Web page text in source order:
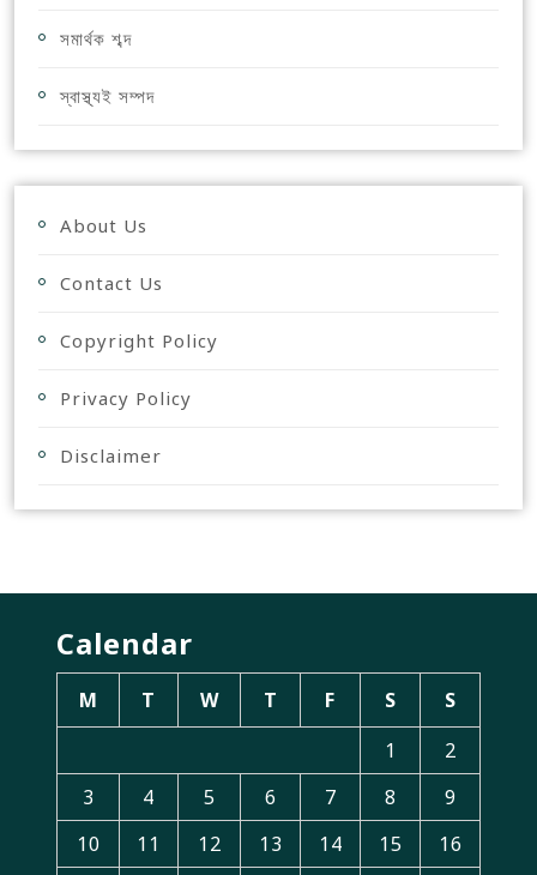
সমার্থক শব্দ
স্বাস্থ্যই সম্পদ
About Us
Contact Us
Copyright Policy
Privacy Policy
Disclaimer
Calendar
M T W T F S
S
1
2
3
4 5 6 7 8
9
10
11 12 13 14 15
16